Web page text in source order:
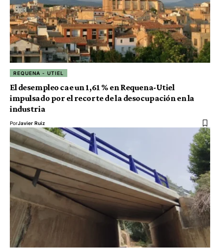
REQUENA - UTIEL
El desempleo cae un 1,61 % en Requena-Utiel
impulsado por el recorte de la desocupación en la
industria
PorJavier Ruiz